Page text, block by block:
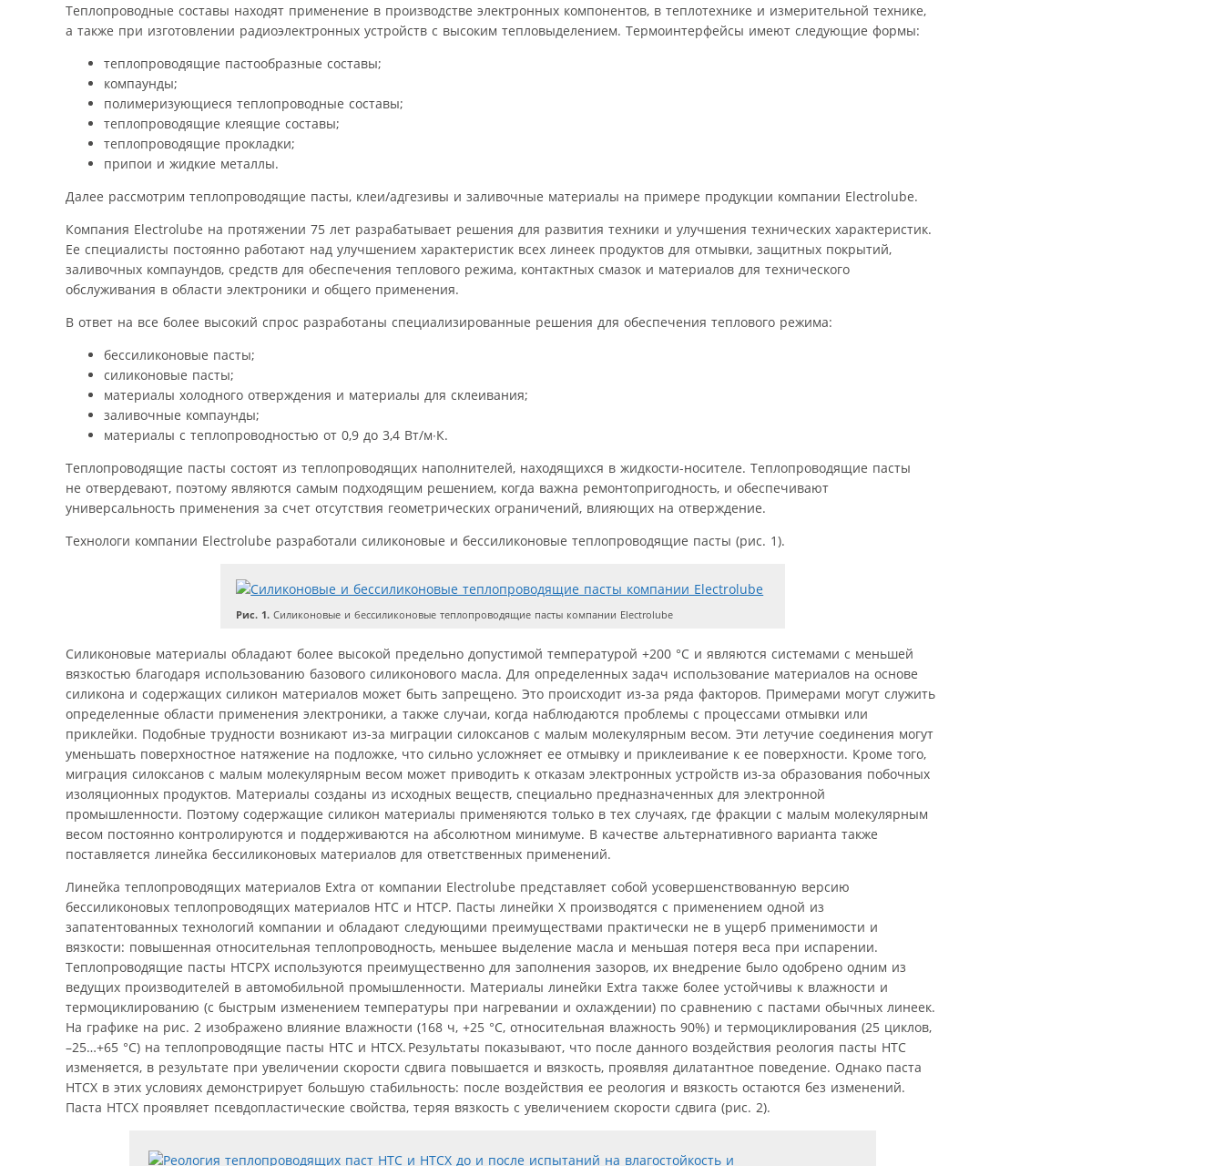
Теплопроводные составы находят применение в производстве электронных компонентов, в теплотехнике и измерительной технике,
а также при изготовлении радиоэлектронных устройств с высоким тепловыделением. Термоинтерфейсы имеют следующие формы:
теплопроводящие пастообразные составы;
компаунды;
полимеризующиеся теплопроводные составы;
теплопроводящие клеящие составы;
теплопроводящие прокладки;
припои и жидкие металлы.
Далее рассмотрим теплопроводящие пасты, клеи/адгезивы и заливочные материалы на примере продукции компании Electrolube.
Компания Electrolube на протяжении 75 лет разрабатывает решения для развития техники и улучшения технических характеристик.
Ее специалисты постоянно работают над улучшением характеристик всех линеек продуктов для отмывки, защитных покрытий,
заливочных компаундов, средств для обеспечения теплового режима, контактных смазок и материалов для технического
обслуживания в области электроники и общего применения.
В ответ на все более высокий спрос разработаны специализированные решения для обеспечения теплового режима:
бессиликоновые пасты;
силиконовые пасты;
материалы холодного отверждения и материалы для склеивания;
заливочные компаунды;
материалы с теплопроводностью от 0,9 до 3,4 Вт/м∙К.
Теплопроводящие пасты состоят из теплопроводящих наполнителей, находящихся в жидкости-носителе. Теплопроводящие пасты
не отвердевают, поэтому являются самым подходящим решением, когда важна ремонтопригодность, и обеспечивают
универсальность применения за счет отсутствия геометрических ограничений, влияющих на отверждение.
Технологи компании Electrolube разработали силиконовые и бессиликоновые теплопроводящие пасты (рис. 1).
Рис. 1. Силиконовые и бессиликоновые теплопроводящие пасты компании Electrolube
Силиконовые материалы обладают более высокой предельно допустимой температурой +200 °C и являются системами с меньшей
вязкостью благодаря использованию базового силиконового масла. Для определенных задач использование материалов на основе
силикона и содержащих силикон материалов может быть запрещено. Это происходит из-за ряда факторов. Примерами могут служить
определенные области применения электроники, а также случаи, когда наблюдаются проблемы с процессами отмывки или
приклейки. Подобные трудности возникают из-за миграции силоксанов с малым молекулярным весом. Эти летучие соединения могут
уменьшать поверхностное натяжение на подложке, что сильно усложняет ее отмывку и приклеивание к ее поверхности. Кроме того,
миграция силоксанов с малым молекулярным весом может приводить к отказам электронных устройств из-за образования побочных
изоляционных продуктов. Материалы созданы из исходных веществ, специально предназначенных для электронной
промышленности. Поэтому содержащие силикон материалы применяются только в тех случаях, где фракции с малым молекулярным
весом постоянно контролируются и поддерживаются на абсолютном минимуме. В качестве альтернативного варианта также
поставляется линейка бессиликоновых материалов для ответственных применений.
Линейка теплопроводящих материалов Extra от компании Electrolube представляет собой усовершенствованную версию
бессиликоновых теплопроводящих материалов HTC и HTCP. Пасты линейки X производятся с применением одной из
запатентованных технологий компании и обладают следующими преимуществами практически не в ущерб применимости и
вязкости: повышенная относительная теплопроводность, меньшее выделение масла и меньшая потеря веса при испарении.
Теплопроводящие пасты HTCPX используются преимущественно для заполнения зазоров, их внедрение было одобрено одним из
ведущих производителей в автомобильной промышленности. Материалы линейки Extra также более устойчивы к влажности и
термоциклированию (с быстрым изменением температуры при нагревании и охлаждении) по сравнению с пастами обычных линеек.
На графике на рис. 2 изображено влияние влажности (168 ч, +25 °C, относительная влажность 90%) и термоциклирования (25 циклов,
–25…+65 °C) на теплопроводящие пасты HTC и HTCX. Результаты показывают, что после данного воздействия реология пасты HTC
изменяется, в результате при увеличении скорости сдвига повышается и вязкость, проявляя дилатантное поведение. Однако паста
HTCX в этих условиях демонстрирует большую стабильность: после воздействия ее реология и вязкость остаются без изменений.
Паста HTCX проявляет псевдопластические свойства, теряя вязкость с увеличением скорости сдвига (рис. 2).